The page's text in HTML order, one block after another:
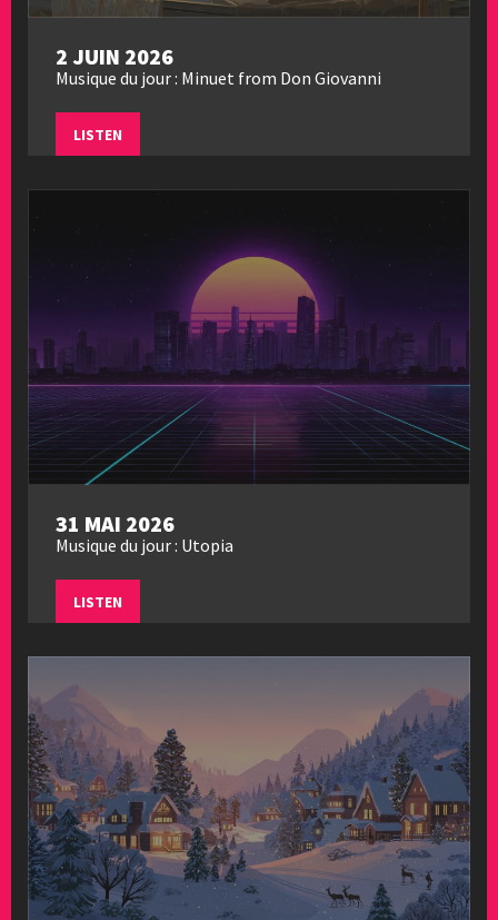
2 JUIN 2026
Musique du jour : Minuet from Don Giovanni
LISTEN
31 MAI 2026
Musique du jour : Utopia
LISTEN